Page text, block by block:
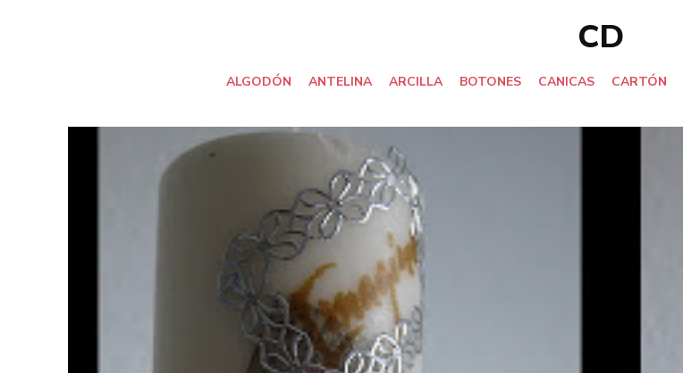
CD
ALGODÓN ANTELINA ARCILLA BOTONES CANICAS CARTÓN